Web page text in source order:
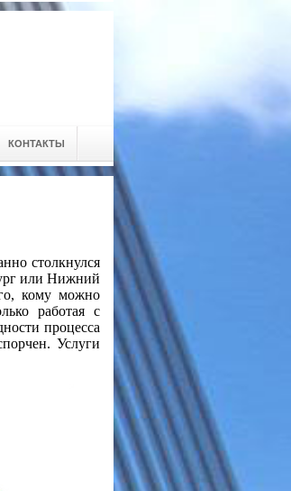
КОНТАКТЫ
столкнулся
или Нижний
кому можно
работая с
процесса
Услуги